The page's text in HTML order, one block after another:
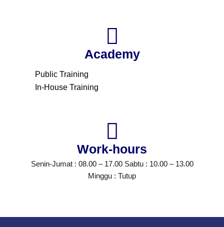
Academy
Public Training
In-House Training
Work-hours
Senin-Jumat : 08.00 – 17.00 Sabtu : 10.00 – 13.00
Minggu : Tutup